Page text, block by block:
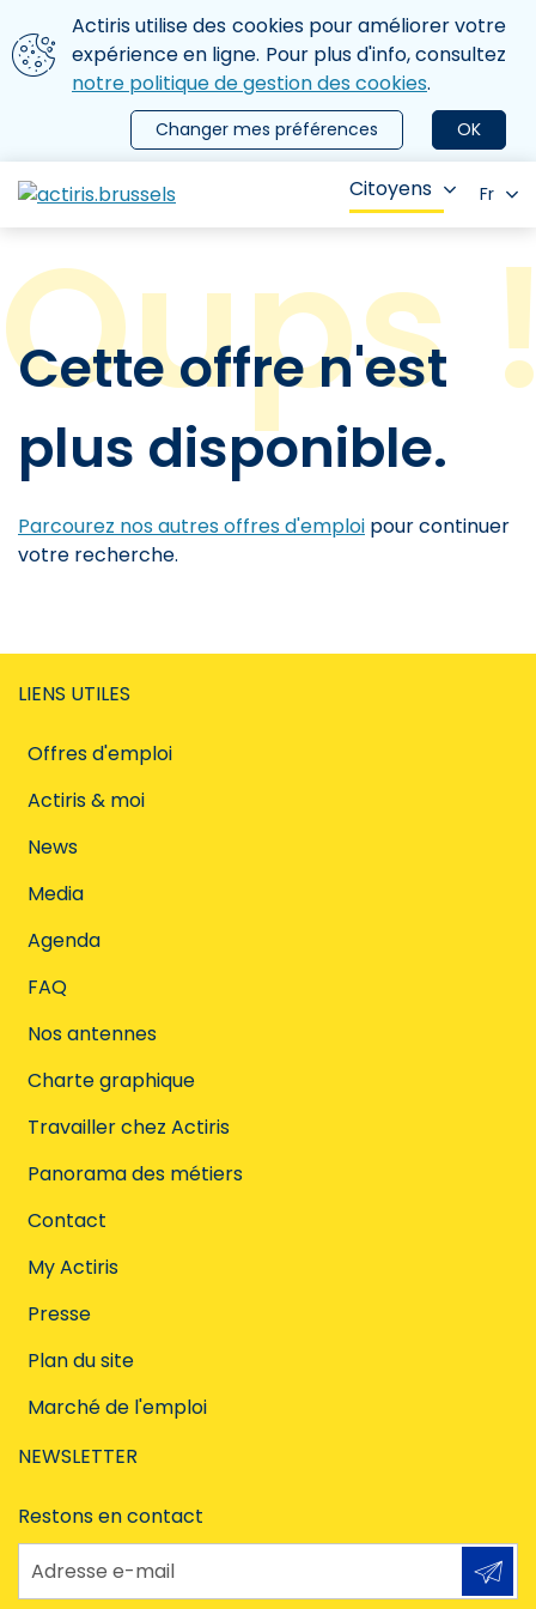
Aller au contenu principal
Nous utilisons des cookies
Actiris utilise des cookies pour améliorer votre
expérience en ligne. Pour plus d'info, consultez
notre politique de gestion des cookies.
OK
Changer mes préférences
le menu
Citoyens Fr
Cette offre n'est
plus disponible.
Parcourez nos autres offres d'emploi pour continuer
votre recherche.
LIENS UTILES
Offres d'emploi
Actiris & moi
News
Media
Agenda
FAQ
Nos antennes
Charte graphique
Travailler chez Actiris
Panorama des métiers
Contact
My Actiris
Presse
Plan du site
Marché de l'emploi
NEWSLETTER
Restons en contact
Adresse e-mail